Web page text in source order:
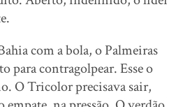
com a bola, o Palmeiras
para contragolpear. Esse o
O Tricolor precisava sair,